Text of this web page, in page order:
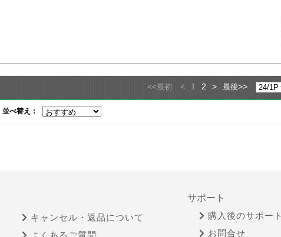
<<最初 < 1 2 > 最後>>
並べ替え：
キャンセル・返品について
よくあるご質問
サポート
購入後のサポート
お問合せ